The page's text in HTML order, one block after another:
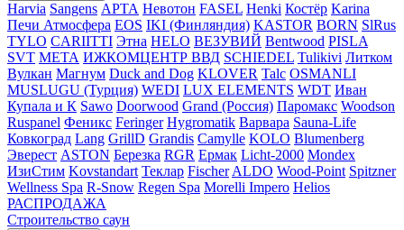
Harvia Sangens АРТА Невотон FASEL Henki Костёр Karina
Печи Атмосфера EOS IKI (Финляндия) KASTOR BORN SlRus
TYLO CARIITTI Этна HELO ВЕЗУВИЙ Bentwood PISLA
SVT МЕТА ИЖКОМЦЕНТР ВВД SCHIEDEL Tulikivi Литком
Вулкан Магнум Duck and Dog KLOVER Talc OSMANLI
MUSLUGU (Турция) WEDI LUX ELEMENTS WDT Иван
Купала и К Sawo Doorwood Grand (Россия) Паромакс Woodson
Ruspanel Феникс Feringer Hygromatik Варвара Sauna-Life
Ковкоград Lang GrillD Grandis Camylle KOLO Blumenberg
Эверест ASTON Березка RGR Ермак Licht-2000 Mondex
ИзиСтим Kovstandart Теклар Fischer ALDO Wood-Point Spitzner
Wellness Spa R-Snow Regen Spa Morelli Impero Helios
РАСПРОДАЖА
Строительство саун